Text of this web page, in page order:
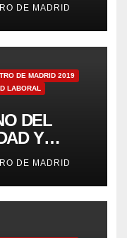
DE MADRID
DE MADRID 2019
LABORAL
DEL
Y
DE MADRID